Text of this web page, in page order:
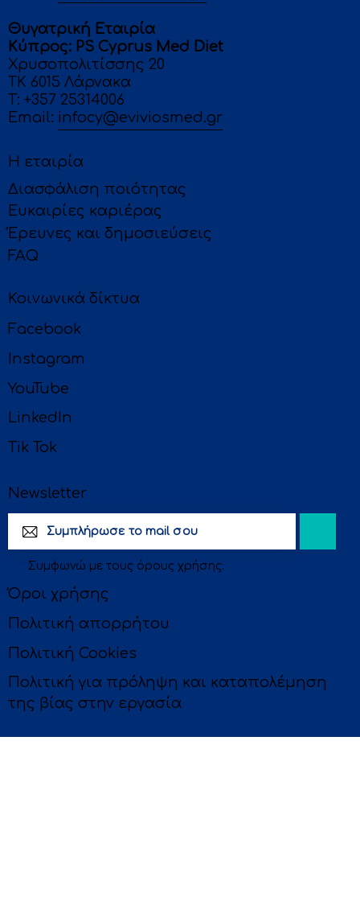
Θυγατρική Εταιρία
Κύπρος: PS Cyprus Med Diet
Χρυσοπολιτίσσης 20
ΤΚ 6015 Λάρνακα
T: +357 25314006
Email: infocy@eviviosmed.gr
Η εταιρία
Διασφάλιση ποιότητας
Ευκαιρίες καριέρας
Έρευνες και δημοσιεύσεις
FAQ
Κοινωνικά δίκτυα
Facebook
Instagram
YouTube
LinkedIn
Tik Tok
Newsletter
Συμφωνώ με τους όρους χρήσης.
Όροι χρήσης
Πολιτική απορρήτου
Πολιτική Cookies
Πολιτική για πρόληψη και καταπολέμηση
της βίας στην εργασία